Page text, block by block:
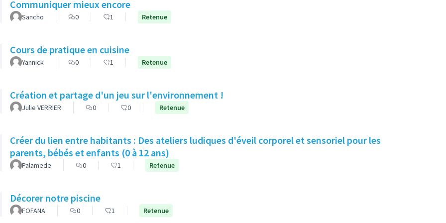
Communiquer mieux encore
Sancho 0 1 Retenue
Cours de pratique en cuisine
Yannick 0 1 Retenue
Création et partage d'un jeu sur l'environnement !
Julie VERRIER 0 0 Retenue
Créer du lien entre habitants : Des ateliers ludiques d'éveil corporel et sensoriel pour les
parents, bébés et enfants (0 à 12 ans)
Palamede 0 1 Retenue
Décorer notre piscine
FOFANA 0 1 Retenue